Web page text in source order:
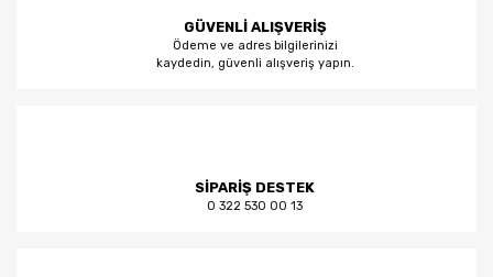
GÜVENLİ ALIŞVERİŞ
Ödeme ve adres bilgilerinizi
kaydedin, güvenli alışveriş yapın.
SİPARİŞ DESTEK
0 322 530 00 13